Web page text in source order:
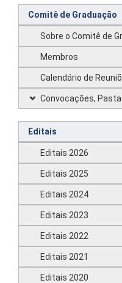
Comitê de Graduação
Sobre o Comitê de
Membros
Calendário de
Convocações,
Editais
Editais 2026
Editais 2025
Editais 2024
Editais 2023
Editais 2022
Editais 2021
Editais 2020